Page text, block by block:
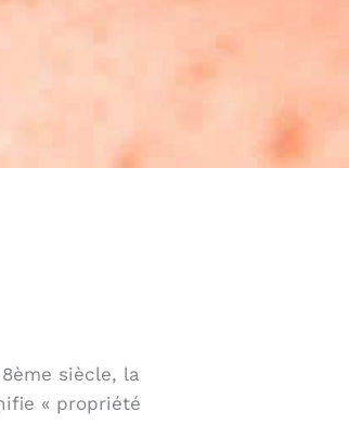
siècle, la
« propriété